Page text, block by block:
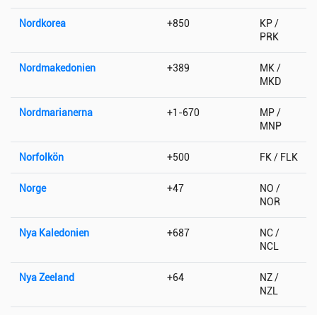
Nordkorea +850
KP /
PRK
Nordmakedonien +389
MK /
MKD
Nordmarianerna +1-670
MP /
MNP
Norfolkön +500 FK / FLK
Norge +47
NO /
NOR
Nya Kaledonien +687
NC /
NCL
Nya Zeeland +64
NZ /
NZL